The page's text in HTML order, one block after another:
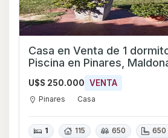
Casa en Venta de 1
Piscina en Pinares,
U$S 250.000 VENTA
Pinares Casa
1 115 650 650